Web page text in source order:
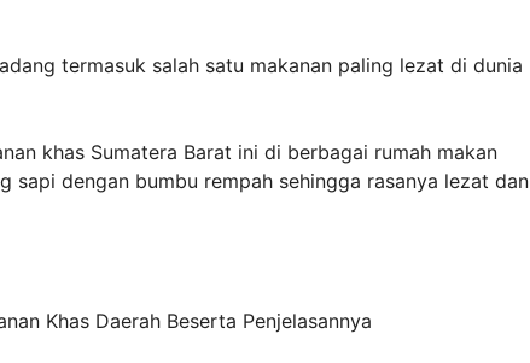
termasuk salah satu makanan paling lezat di dunia
khas Sumatera Barat ini di berbagai rumah makan
sapi dengan bumbu rempah sehingga rasanya lezat dan